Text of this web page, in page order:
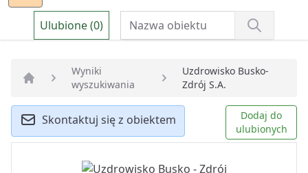
Ulubione (0)
Strona główna
Wyniki
wyszukiwania
Uzdrowisko Busko-
Zdrój S.A.
Skontaktuj się z obiektem
Dodaj do
ulubionych